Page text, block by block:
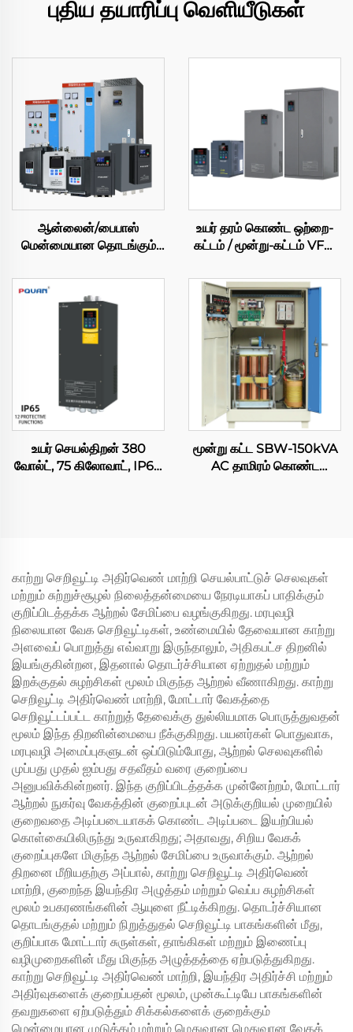
புதிய தயாரிப்பு வெளியீடுகள்
ஆன்லைன்/பைபாஸ்
மென்மையான தொடங்கும்
புத்திசாலித்தனமான மோட்டார்
கட்டுப்பாடு
11kw/55kw/180kw/400kw/630kw
மென்மையான தொடங்கும்
கேபினெட்
உயர் தரம் கொண்ட ஒற்றை-
கட்டம் / மூன்று-கட்டம் VFD,
AC இயக்கி, 630 கிலோவாட்
மாறும் அதிர்வெண் மாற்றி,
PWM கட்டுப்பாடு – AC
மோட்டார் மற்றும்
கம்பிரசருக்காக
உயர் செயல்திறன் 380
வோல்ட், 75 கிலோவாட், IP65,
485
மூன்று கட்ட SBW-150kVA
AC தாமிரம் கொண்ட
காற்று செறிவூட்டி அதிர்வெண் மாற்றி செயல்பாட்டுச் செலவுகள்
மற்றும் சுற்றுச்சூழல் நிலைத்தன்மையை நேரடியாகப் பாதிக்கும்
குறிப்பிடத்தக்க ஆற்றல் சேமிப்பை வழங்குகிறது. மரபுவழி
நிலையான வேக செறிவூட்டிகள், உண்மையில் தேவையான காற்று
அளவைப் பொறுத்து எவ்வாறு இருந்தாலும், அதிகபட்ச திறனில்
இயங்குகின்றன, இதனால் தொடர்ச்சியான ஏற்றுதல் மற்றும்
இறக்குதல் சுழற்சிகள் மூலம் மிகுந்த ஆற்றல் வீணாகிறது. காற்று
செறிவூட்டி அதிர்வெண் மாற்றி, மோட்டார் வேகத்தை
செறிவூட்டப்பட்ட காற்றுத் தேவைக்கு துல்லியமாக பொருத்துவதன்
மூலம் இந்த திறனின்மையை நீக்குகிறது. பயனர்கள் பொதுவாக,
மரபுவழி அமைப்புகளுடன் ஒப்பிடும்போது, ஆற்றல் செலவுகளில்
முப்பது முதல் ஐம்பது சதவீதம் வரை குறைப்பை
அனுபவிக்கின்றனர். இந்த குறிப்பிடத்தக்க முன்னேற்றம், மோட்டார்
ஆற்றல் நுகர்வு வேகத்தின் குறைப்புடன் அடுக்குறியல் முறையில்
குறைவதை அடிப்படையாகக் கொண்ட அடிப்படை இயற்பியல்
கொள்கையிலிருந்து உருவாகிறது; அதாவது, சிறிய வேகக்
குறைப்புகளே மிகுந்த ஆற்றல் சேமிப்பை உருவாக்கும். ஆற்றல்
திறனை மீறியதற்கு அப்பால், காற்று செறிவூட்டி அதிர்வெண்
மாற்றி, குறைந்த இயந்திர அழுத்தம் மற்றும் வெப்ப சுழற்சிகள்
மூலம் உபகரணங்களின் ஆயுளை நீட்டிக்கிறது. தொடர்ச்சியான
தொடங்குதல் மற்றும் நிறுத்துதல் செறிவூட்டி பாகங்களின் மீது,
குறிப்பாக மோட்டார் சுருள்கள், தாங்கிகள் மற்றும் இணைப்பு
வழிமுறைகளின் மீது மிகுந்த அழுத்தத்தை ஏற்படுத்துகிறது.
காற்று செறிவூட்டி அதிர்வெண் மாற்றி, இயந்திர அதிர்ச்சி மற்றும்
அதிர்வுகளைக் குறைப்பதன் மூலம், முன்கூட்டியே பாகங்களின்
தவறுகளை ஏற்படுத்தும் சிக்கல்களைக் குறைக்கும்
மென்மையான முடுக்கம் மற்றும் மெதுவான மெதுவான வேகக்